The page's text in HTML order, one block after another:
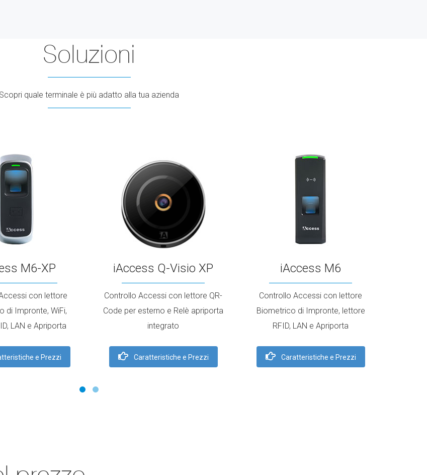
Soluzioni
Scopri quale terminale è più adatto alla tua azienda
M6-XP
con lettore
di Impronte, WiFi,
LAN e Apriporta
e Prezzi
iAccess Q-Visio XP
Controllo Accessi con lettore QR-
Code per esterno e Relè apriporta
integrato
Caratteristiche e Prezzi
iAccess M6
Controllo Accessi con lettore
Biometrico di Impronte, lettore
RFID, LAN e Apriporta
Caratteristiche e Prezzi